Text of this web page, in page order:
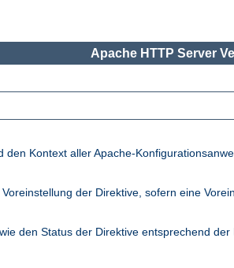
Apache HTTP Server
Kontext aller Apache-
der Direktive, sofern eine
den Status der Direktive entsprechend der